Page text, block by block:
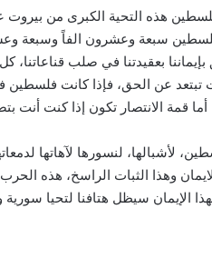
هذه التحية الكبرى من بيروت
سبعة وعشرون الفاً وسبعة
بعقيدتنا في صلب
تبتعد عن الحق، فإذا كانت
قمة الانتصار تكون إذا كنت
لأشبالها، لنسورها لآهاتها
وهذا الثبات الراسخ، هذه
الإيمان سيظل هتافنا لتحيا